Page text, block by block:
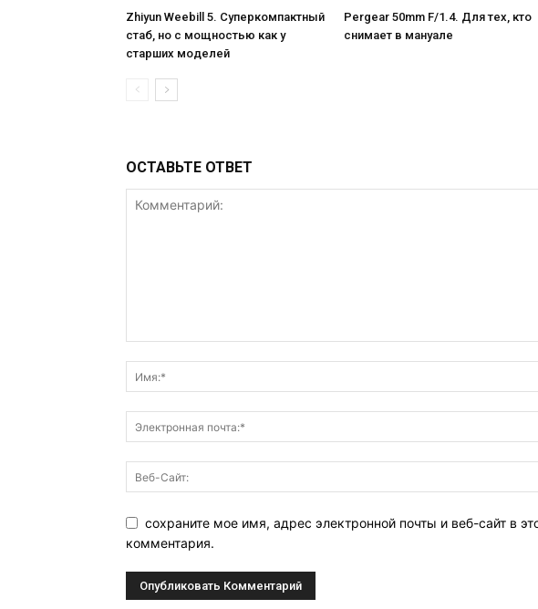
Zhiyun Weebill 5. Cуперкомпактный
стаб, но с мощностью как у
старших моделей
Pergear 50mm F/1.4. Для тех, кто
снимает в мануале
ОСТАВЬТЕ ОТВЕТ
сохраните мое имя, адрес электронной почты и веб-сайт в
комментария.